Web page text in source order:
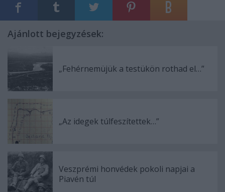
Ajánlott bejegyzések:
„Fehérnemüjük a testükön rothad el…”
„Az idegek túlfeszítettek…”
Veszprémi honvédek pokoli napjai a
Piavén túl